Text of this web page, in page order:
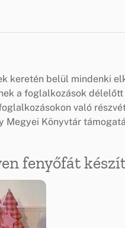
keretén belül mindenki
a foglalkozások délelőtt
való
Megyei Könyvtár
fenyőfát